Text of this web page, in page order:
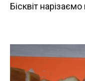
Бісквіт